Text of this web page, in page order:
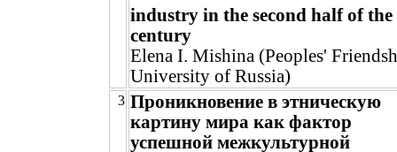
industry in the second half of the
century
Elena I. Mishina (Peoples'
University of Russia)
3 Проникновение в этническую
картину мира как фактор
успешной межкультурной